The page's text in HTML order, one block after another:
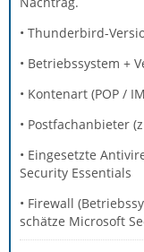
• Thunderbird-
• Betriebssystem +
• Kontenart (POP /
• Postfachanbieter
• Eingesetzte
Security Essentials
• Firewall
schätze Microsoft